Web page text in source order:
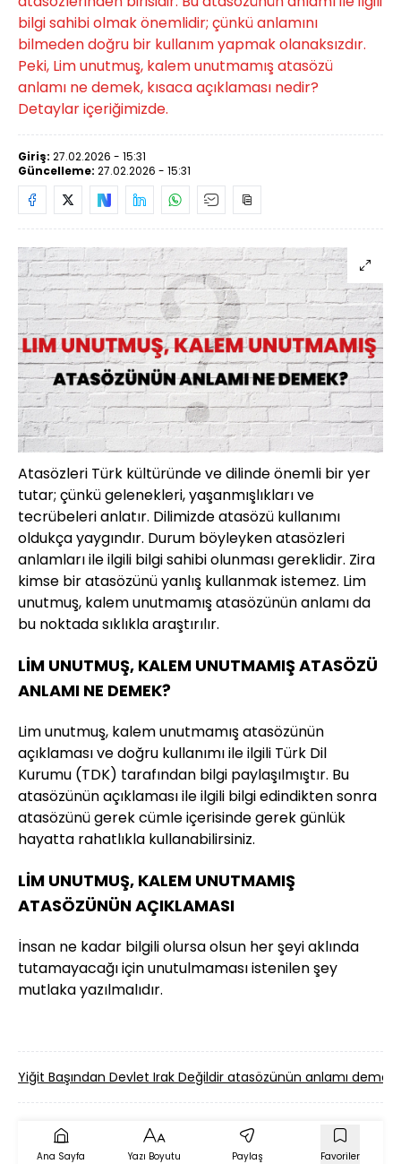
bilgi sahibi olmak önemlidir; çünkü anlamını
bilmeden doğru bir kullanım yapmak olanaksızdır.
Peki, Lim unutmuş, kalem unutmamış atasözü
anlamı ne demek, kısaca açıklaması nedir?
Detaylar içeriğimizde.
Giriş: 27.02.2026 - 15:31
Güncelleme: 27.02.2026 - 15:31
Atasözleri Türk kültüründe ve dilinde önemli bir yer
tutar; çünkü gelenekleri, yaşanmışlıkları ve
tecrübeleri anlatır. Dilimizde atasözü kullanımı
oldukça yaygındır. Durum böyleyken atasözleri
anlamları ile ilgili bilgi sahibi olunması gereklidir. Zira
kimse bir atasözünü yanlış kullanmak istemez. Lim
unutmuş, kalem unutmamış atasözünün anlamı da
bu noktada sıklıkla araştırılır.
LİM UNUTMUŞ, KALEM UNUTMAMIŞ ATASÖZÜ
ANLAMI NE DEMEK?
Lim unutmuş, kalem unutmamış atasözünün
açıklaması ve doğru kullanımı ile ilgili Türk Dil
Kurumu (TDK) tarafından bilgi paylaşılmıştır. Bu
atasözünün açıklaması ile ilgili bilgi edindikten sonra
atasözünü gerek cümle içerisinde gerek günlük
hayatta rahatlıkla kullanabilirsiniz.
LİM UNUTMUŞ, KALEM UNUTMAMIŞ
ATASÖZÜNÜN AÇIKLAMASI
İnsan ne kadar bilgili olursa olsun her şeyi aklında
tutamayacağı için unutulmaması istenilen şey
mutlaka yazılmalıdır.
Yiğit Başından Devlet Irak Değildir atasözünün anlamı
Ana Sayfa Yazı Boyutu Paylaş Favoriler